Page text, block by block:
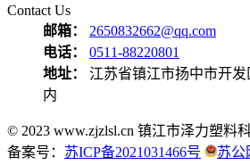
Contact Us
邮箱：
2650832662@qq.com
电话：
0511-88220801
地址：
江苏省镇江市扬中市开发
内
© 2023 www.zjzlsl.cn 镇江市泽力塑料
备案号： 苏ICP备2021031466号
苏公